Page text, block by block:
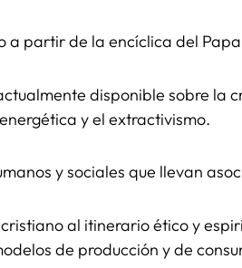
partir de la encíclica del Papa
disponible sobre la
y el extractivismo.
y sociales que llevan
al itinerario ético y
de producción y de